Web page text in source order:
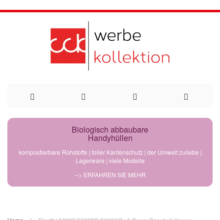
Direkt
Biologisch abbaubare
Handyhüllen
kompostierbare Rohstoffe | toller Kantenschutz | der Umwelt zuliebe |
Lagerware | viele Modelle
--> ERFAHREN SIE MEHR